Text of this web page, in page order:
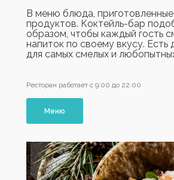
В меню блюда, приготовленные
продуктов. Коктейль-бар
образом, чтобы каждый гость
напиток по своему вкусу. Есть
для самых смелых и
Меню
Ресторан работает с 9:00 до 22:00